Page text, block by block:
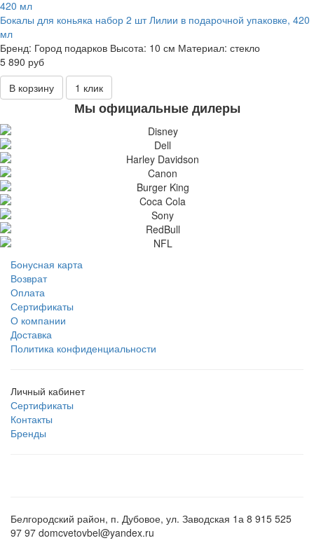
Бокалы для коньяка набор 2 шт Лилии в подарочной упаковке, 420
мл
Бренд: Город подарков Высота: 10 см Материал: стекло
5 890 руб
В корзину
1 клик
Мы официальные дилеры
Бонусная карта
Возврат
Оплата
Сертификаты
О компании
Доставка
Политика конфиденциальности
Личный кабинет
Сертификаты
Контакты
Бренды
Белгородский район, п. Дубовое, ул. Заводская 1а 8 915 525
97 97 domcvetovbel@yandex.ru